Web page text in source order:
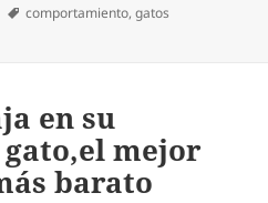
Etiquetas
comportamiento,gatos
y Niños
en su
mejor
barato